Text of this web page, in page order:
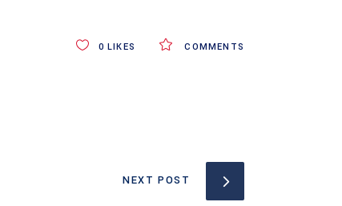
COMMENTS
0 LIKES
NEXT POST